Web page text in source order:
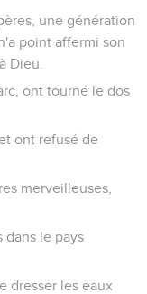
une génération
point affermi son
Dieu.
ont tourné le dos
ont refusé de
merveilleuses,
dans le pays
dresser les eaux